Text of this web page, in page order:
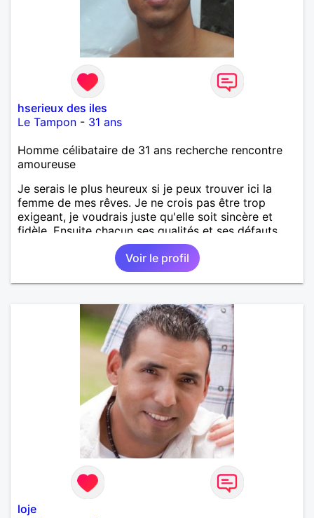
hserieux des iles
Le Tampon - 31 ans
Homme célibataire de 31 ans recherche rencontre
amoureuse
Je serais le plus heureux si je peux trouver ici la
femme de mes rêves. Je ne crois pas être trop
exigeant, je voudrais juste qu'elle soit sincère et
fidèle. Ensuite chacun ses qualités et ses défauts.
Venez dialoguer avec moi si ça vous tente !
Voir le profil
loje